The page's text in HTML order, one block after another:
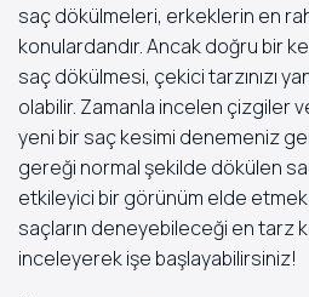
saç dökülmeleri, erkeklerin en
konulardandır. Ancak doğru bir
saç dökülmesi, çekici tarzınızı
olabilir. Zamanla incelen çizgiler ve
yeni bir saç kesimi denemeniz
gereği normal şekilde dökülen
etkileyici bir görünüm elde
saçların deneyebileceği en tarz
inceleyerek işe başlayabilirsiniz!